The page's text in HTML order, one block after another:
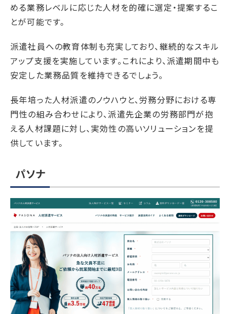
める業務レベルに応じた人材を的確に選定・提案するこ
とが可能です。
派遣社員への教育体制も充実しており、継続的なスキル
アップ支援を実施しています。これにより、派遣期間中も
安定した業務品質を維持できるでしょう。
長年培った人材派遣のノウハウと、労務分野における専
門性の組み合わせにより、派遣先企業の労務部門が抱
える人材課題に対し、実効性の高いソリューションを提
供しています。
パソナ